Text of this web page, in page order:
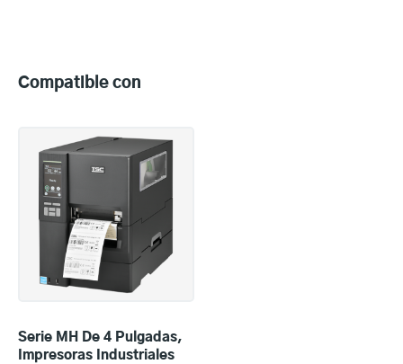
Compatible con
Serie MH De 4 Pulgadas,
Impresoras Industriales